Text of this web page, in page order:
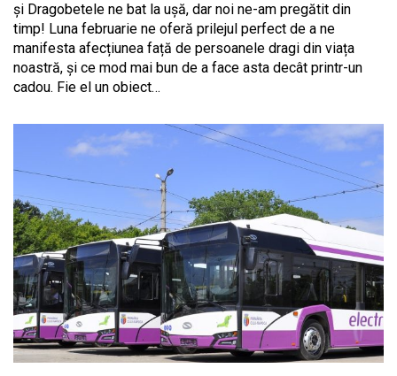
și Dragobetele ne bat la ușă, dar noi ne-am pregătit din
timp! Luna februarie ne oferă prilejul perfect de a ne
manifesta afecțiunea față de persoanele dragi din viața
noastră, și ce mod mai bun de a face asta decât printr-un
cadou. Fie el un obiect…